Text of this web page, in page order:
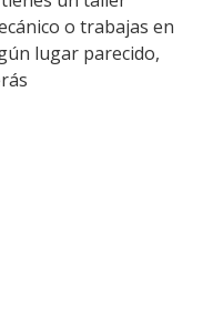
o trabajas en
lugar parecido,